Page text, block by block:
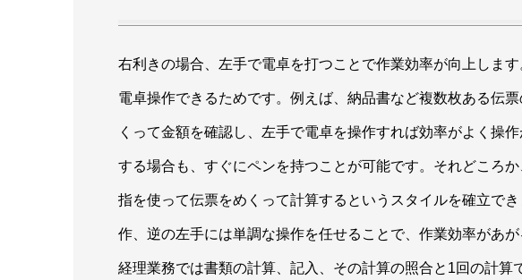
右利きの場合、左手で電卓を打つことで作業効率が向上しま
電卓操作できるためです。例えば、納品書など複数枚ある伝
くって金額を確認し、左手で電卓を操作すれば効率がよく操
する場合も、すぐにペンを持つことが可能です。それどころ
指を使って伝票をめくって計算するというスタイルを確立で
作、逆の左手には単調な操作を任せることで、作業効率があが
経理業務では書類の計算、記入、その計算の照合と1回の計算